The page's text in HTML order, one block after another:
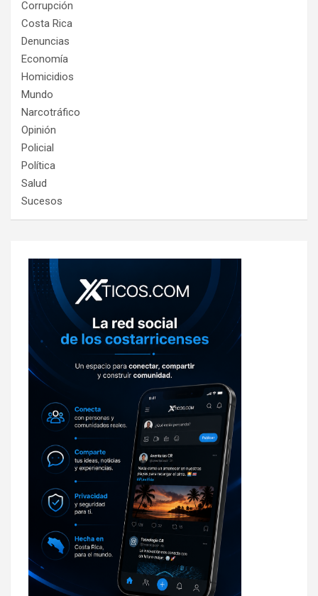
Corrupción
Costa Rica
Denuncias
Economía
Homicidios
Mundo
Narcotráfico
Opinión
Policial
Política
Salud
Sucesos